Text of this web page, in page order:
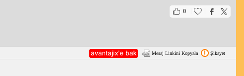
0
Mesaj Linkini Kopyala Şikayet